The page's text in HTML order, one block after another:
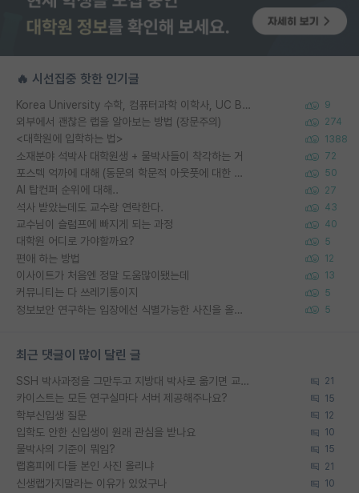
🔥 시선집중 핫한 인기글
Korea University 수학, 컴퓨터과학 이학사, UC Berkeley 산업공학 대학원 공학박사가 되는 것은 쉽지 않겠죠? 9
외부에서 괜찮은 랩을 알아보는 방법 (장문주의) 274
<대학원에 입학하는 법> 1388
소재분야 석박사 대학원생 + 물박사들이 착각하는 거 72
포스텍 억까에 대해 (동문의 학문적 아웃풋에 대한 반박) 50
AI 탑컨퍼 순위에 대해.. 27
석사 받았는데도 교수랑 연락한다. 43
교수님이 슬럼프에 빠지게 되는 과정 40
대학원 어디로 가야할까요? 5
편애 하는 방법 12
이사이트가 처음엔 정말 도움많이됐는데 13
커뮤니티는 다 쓰레기통이지 5
정보보안 연구하는 입장에선 식별가능한 사진을 올리는건 비추이긴함 5
최근 댓글이 많이 달린 글
SSH 박사과정을 그만두고 지방대 박사로 옮기면 교수의 꿈은 끝일까요? 21
카이스트는 모든 연구실마다 서버 제공해주나요? 15
학부신입생 질문 12
입학도 안한 신입생이 원래 관심을 받나요 10
물박사의 기준이 뭐임? 15
랩홈피에 다들 본인 사진 올리냐 21
신생랩가지말라는 이유가 있었구나 10